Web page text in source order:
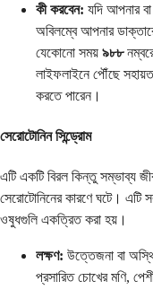
কী করবেন: যদি আপনার
অবিলম্বে আপনার
যেকোনো সময় ৯৮৮
লাইফলাইনে পৌঁছে
করতে পারেন।
সেরোটোনিন সিন্ড্রোম
এটি একটি বিরল কিন্তু সম্ভাব্য
সেরোটোনিনের কারণে ঘটে। এটি
ওষুধগুলি একত্রিত করা হয়।
লক্ষণ: উত্তেজনা বা
প্রসারিত চোখের মণি,